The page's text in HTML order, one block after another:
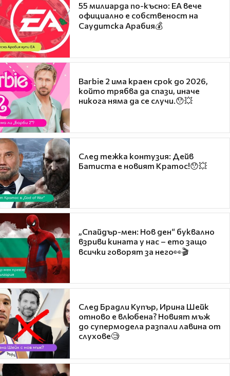
55 милиарда по-късно: EA вече
официално е собственост на
Саудитска Арабия💰
Barbie 2 има краен срок до 2026,
който трябва да спази, иначе
никога няма да се случи.😯💥
След тежка контузия: Дейв
Батиста е новият Кратос!😯💥
„Спайдър-мен: Нов ден“ буквално
взриви кината у нас – ето защо
всички говорят за него👀🎬
След Брадли Купър, Ирина Шейк
отново е влюбена? Новият мъж
до супермодела разпали лавина от
слухове🧐